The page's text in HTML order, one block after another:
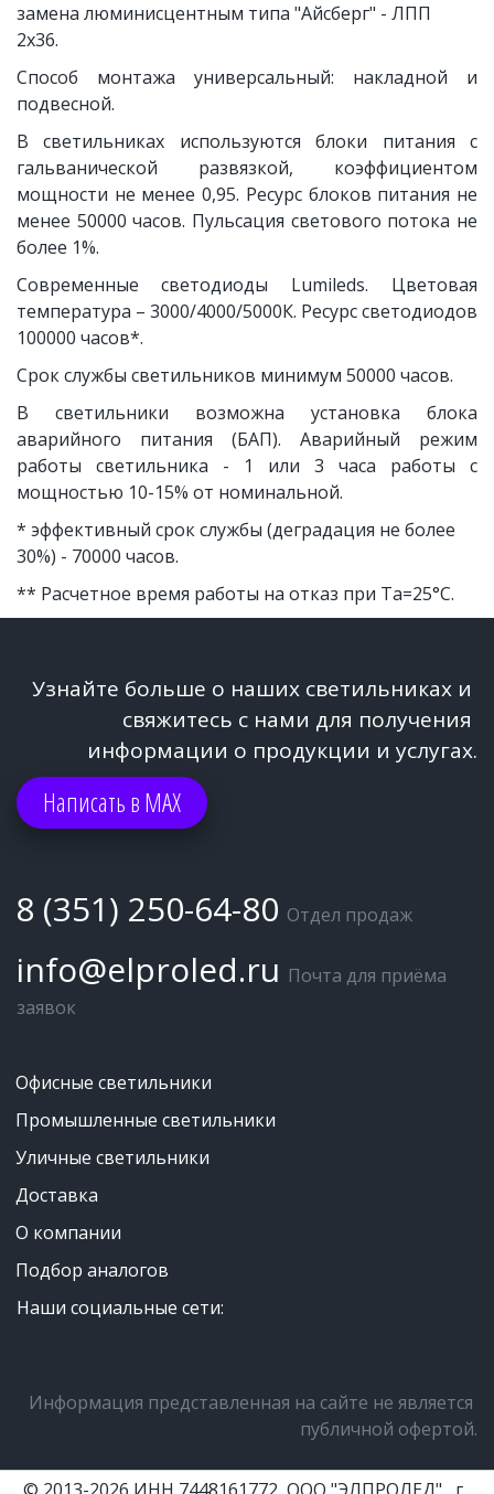
замена люминисцентным типа "Айсберг" - ЛПП
2х36.
Способ монтажа универсальный: накладной и
подвесной.
В светильниках используются блоки питания с
гальванической развязкой, коэффициентом
мощности не менее 0,95. Ресурс блоков питания не
менее 50000 часов. Пульсация светового потока не
более 1%.
Современные светодиоды Lumileds. Цветовая
температура – 3000/4000/5000К. Ресурс светодиодов
100000 часов*.
Срок службы светильников минимум 50000 часов.
В светильники возможна установка блока
аварийного питания (БАП). Аварийный режим
работы светильника - 1 или 3 часа работы с
мощностью 10-15% от номинальной.
* эффективный срок службы (деградация не более
30%) - 70000 часов.
** Расчетное время работы на отказ при Ta=25°C.
Узнайте больше о наших светильниках и
свяжитесь с нами для получения
информации о продукции и услугах.
Написать в МАХ
8 (351) 250-64-80 Отдел продаж
info@elproled.ru Почта для приёма
заявок
Офисные светильники
Промышленные светильники
Уличные светильники
Доставка
О компании
Подбор аналогов
Наши социальные сети:
Информация представленная на сайте не является
публичной офертой.